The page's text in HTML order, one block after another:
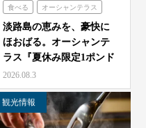
食べる オーシャンテラス
淡路島の恵みを、豪快に
ほおばる。オーシャンテ
ラス『夏休み限定1ポンド
ビーフフェア』7月25…
2026.08.3
観光情報